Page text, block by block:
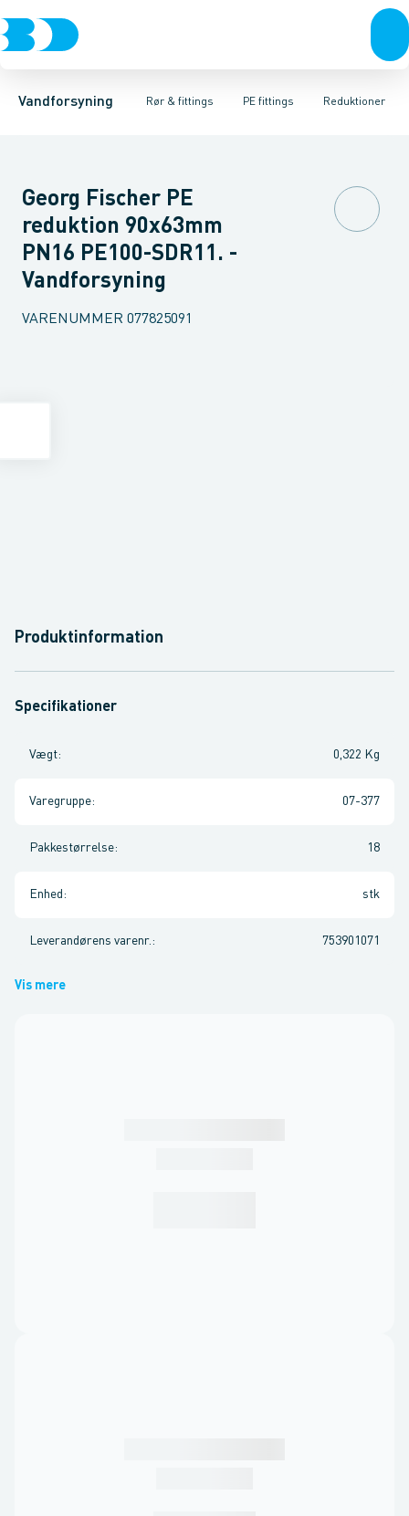
Vandforsyning Rør & fittings
Rør & fittingsKoblinger & anboringerMuffer, klemmer &
PE fittings
PE rørPE EL fittingsPE fittings Duktiljern fittingsReduktioner
Vinkler 90gr.Vinkler 60gr.Vinkler 45gr.Vinkler 30gr.Vinkler
Georg Fischer PE
reduktion 90x63mm
PN16 PE100-SDR11. -
Vandforsyning
VARENUMMER 077825091
Produktinformation
Specifikationer
Vægt: 0,322 Kg
Varegruppe: 07-377
Pakkestørrelse: 18
Enhed : stk
Leverandørens varenr. : 753901071
Vis mere